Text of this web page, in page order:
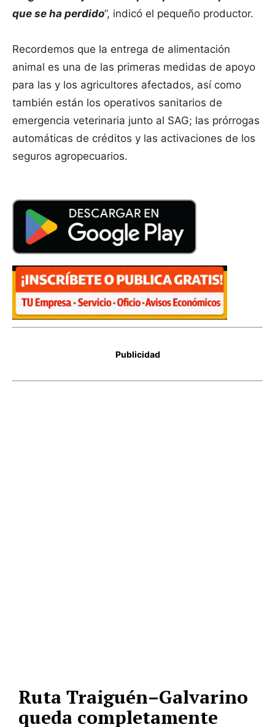
que se ha perdido”, indicó el pequeño productor.
Recordemos que la entrega de alimentación
animal es una de las primeras medidas de apoyo
para las y los agricultores afectados, así como
también están los operativos sanitarios de
emergencia veterinaria junto al SAG; las prórrogas
automáticas de créditos y las activaciones de los
seguros agropecuarios.
Publicidad